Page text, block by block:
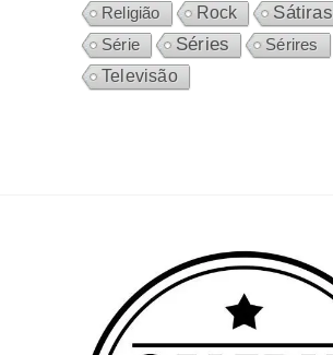
Religião
Rock Sátiras
Série Séries
Sérires
Televisão